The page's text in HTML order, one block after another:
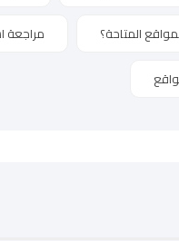
المتاحة؟ مراجعة